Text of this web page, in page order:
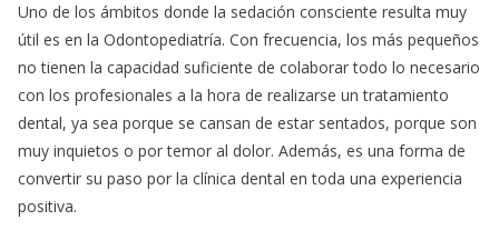
Uno de los ámbitos donde la sedación consciente resulta muy
útil es en la Odontopediatría. Con frecuencia, los más pequeños
no tienen la capacidad suficiente de colaborar todo lo necesario
con los profesionales a la hora de realizarse un tratamiento
dental, ya sea porque se cansan de estar sentados, porque son
muy inquietos o por temor al dolor. Además, es una forma de
convertir su paso por la clínica dental en toda una experiencia
positiva.